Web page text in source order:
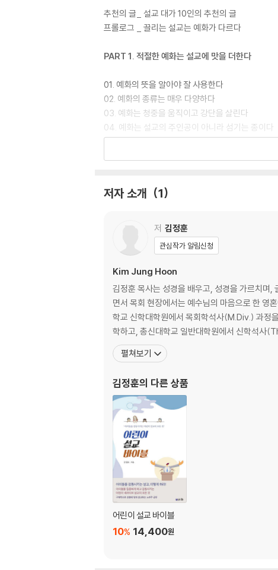
교의 효력을 극대화할 것인가에 대한 아이디어와
제 설교자들의 예화를 귀중한 샘플로 제시한다. 무
추천의 글_ 설교 대가 10인의 추천의 글
프롤로그 _ 끌리는 설교는 예화가 다르다
PART 1. 적절한 예화는 설교에 맛을 더한다
01. 예화의 뜻을 알아야 잘 사용한다
02. 예화의 종류는 매우 다양하다
03. 예화는 청중을 움직이고 강단을 살린다
04. 예화는 설교의 주인공이 아니라 섬기는 종이다
05. 잘 수집된 예화가 좋은 강단을 만든다
01. 거짓되고 과장된 예화는 자격이 없다
03. 공감대가 없는 예화는 하나마나다
04. 저속한 예화는 설교의 품위를 떨어뜨린다
05. 주제 파악 못 하는 예화는 버려야 한다
PART 3. 이런 예화가 청중을 움직이고 강단을 살
01. 위치에 맞는 예화를 사용하라
02. 설교의 주제를 드러내는 예화를 사용하라
04. 논리와 감정이 있는 예화를 사용하라
06. 성경 예화를 사용하라
07. 인간미 있는 삶의 예화를 사용하라
08. 직접 경험한 1인칭 예화를 사용하라
PART 4. 청중을 움직이는 맛깔스러운 예화 사용의
01. 권성수 목사 : 사람을 차별하지 마세요
02. 박영재 목사 : 변화의 힘
03. 옥한흠 목사 : 마음이 텅 비었습니다
04. 해돈 로빈슨 교수 : 우리 삶의 기초를 어디에 두
05. 팀 켈러 목사 : 그리스도 안에서 참된 평안을 누리
저자 소개 1
저 김정훈
관심작가 알림신청
Kim Jung Hoon
김정훈 목사는 성경을 배우고, 성경을 가르치며,
면서 목회 현장에서는 예수님의 마음으로 한 영
학교 신학대학원에서 목회학석사(M.Div.) 과
학하고, 총신대학교 일반대학원에서 신학석사
펼쳐보기
김정훈의 다른 상품
어린이 설교 바이블
14,400원
10%